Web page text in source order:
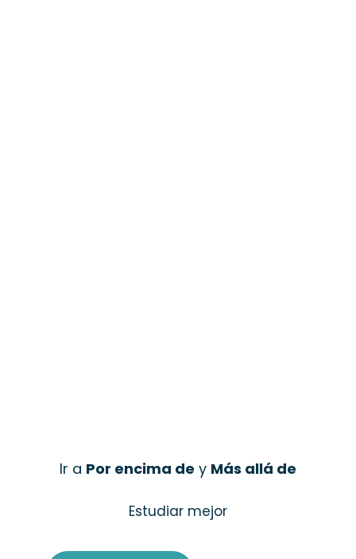
Ir a Por encima de y Más allá de
Estudiar mejor